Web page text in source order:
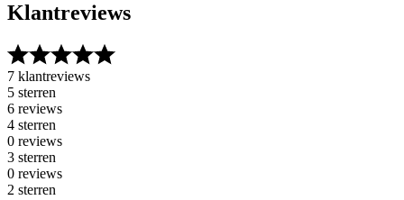
Klantreviews
7 klantreviews
5 sterren
6 reviews
4 sterren
0 reviews
3 sterren
0 reviews
2 sterren